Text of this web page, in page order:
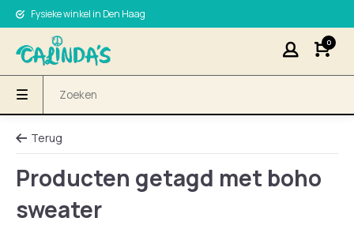
Fysieke winkel in Den Haag
0
Terug
Producten getagd met boho
sweater